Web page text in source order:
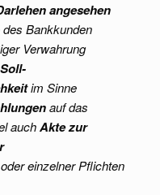
angesehen
des Bankkunden
Verwahrung
Soll-
im Sinne
auf das
auchAkte zur
einzelner Pflichten